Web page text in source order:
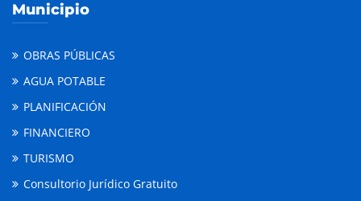
Municipio
OBRAS PÚBLICAS
AGUA POTABLE
PLANIFICACIÓN
FINANCIERO
TURISMO
Consultorio Jurídico Gratuito